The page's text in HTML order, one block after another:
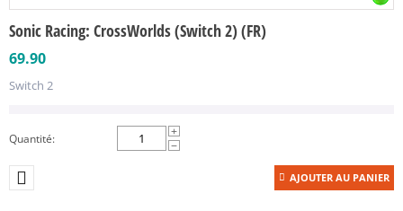
Sonic Racing: CrossWorlds (Switch 2) (FR)
69.90
Switch 2
Quantité:
+
−
AJOUTER AU PANIER